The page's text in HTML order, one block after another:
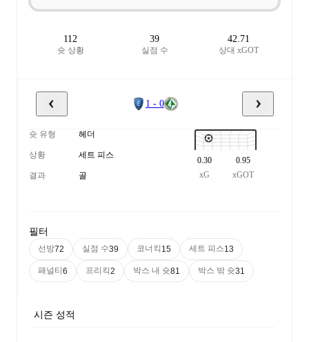
112
슛 상황
39
실점 수
42.71
상대 xGOT
1 - 0
슛 유형 헤더
상황 세트 피스
결과 골
0.30
xG
0.95
xGOT
필터
선방72 실점 수39 코너킥 15 세트 피스13
패널티 6 프리킥2 박스 내 슛81 박스 밖 슛31
시즌 성적